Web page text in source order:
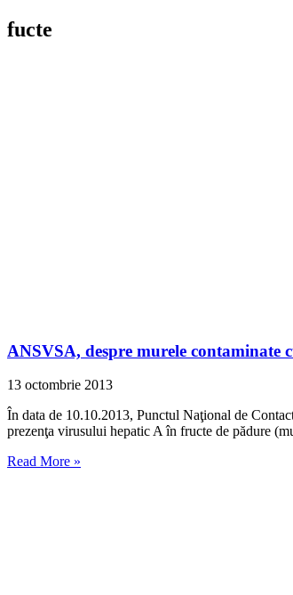
fucte
ANSVSA, despre murele
13 octombrie 2013
În data de 10.10.2013, Punctul Naţional de
prezenţa virusului hepatic A în fructe de pădure
Read More »